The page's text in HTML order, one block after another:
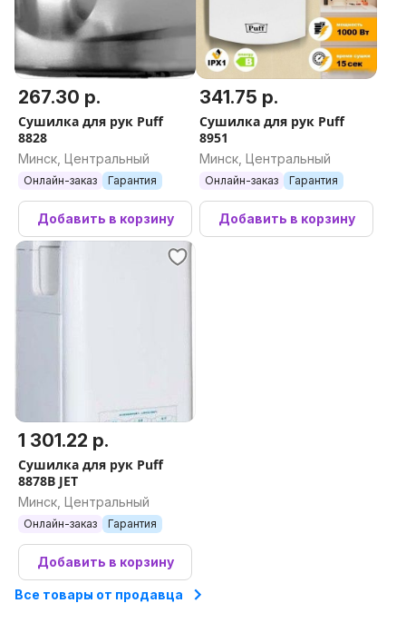
267.30 р.
Сушилка для рук Puff
8828
Минск, Центральный
Онлайн-заказ Гарантия
Добавить в корзину
341.75 р.
Сушилка для рук Puff
8951
Минск, Центральный
Онлайн-заказ Гарантия
Добавить в корзину
1 301.22 р.
Сушилка для рук Puff
8878B JET
Минск, Центральный
Онлайн-заказ Гарантия
Добавить в корзину
Все товары от продавца